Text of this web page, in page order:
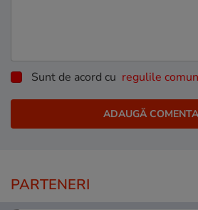
Sunt de acord cu regulile
PARTENERI